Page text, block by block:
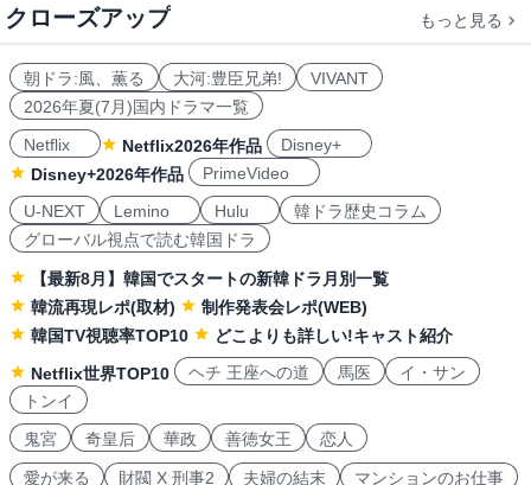
クローズアップ もっと見る
朝ドラ:風、薫る 大河:豊臣兄弟!
VIVANT
2026年夏(7月)国内ドラマ一覧
Netflix
Netflix2026年作品
Disney+
Disney+2026年作品
PrimeVideo
U-NEXT
Lemino Hulu
韓ドラ歴史コラム
グローバル視点で読む韓国ドラ
【最新8月】韓国でスタートの新韓ドラ月別一覧
韓流再現レポ(取材)
制作発表会レポ(WEB)
韓国TV視聴率TOP10
どこよりも詳しい!キャスト紹介
Netflix世界TOP10
ヘチ 王座への道 馬医
イ・サン
トンイ
鬼宮
奇皇后 華政 善徳女王 恋人
愛が来る 財閥 X 刑事2 夫婦の結末 マンションのお仕事